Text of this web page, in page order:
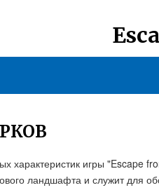
характеристик игры "Escape
ландшафта и служит для